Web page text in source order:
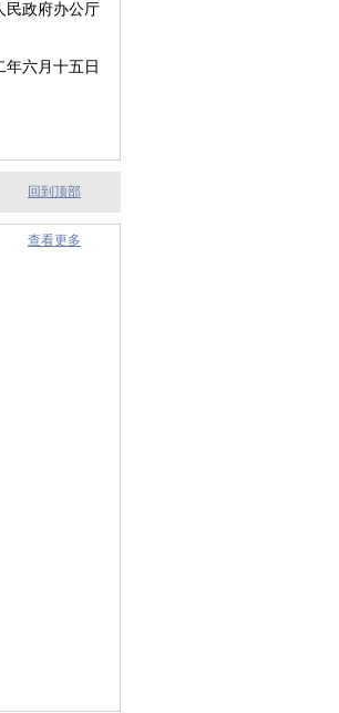
民政府办公厅
六月十五日
回到顶部
查看更多